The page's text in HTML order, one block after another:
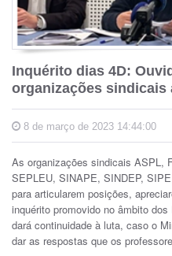
Inquérito dias 4D:
organizações sindicais
8 de março de 2023 14:44:00
As organizações sindicais ASPL,
SEPLEU, SINAPE, SINDEP,
para articularem posições,
inquérito promovido no âmbito
dará continuidade à luta, caso o
dar as respostas que os